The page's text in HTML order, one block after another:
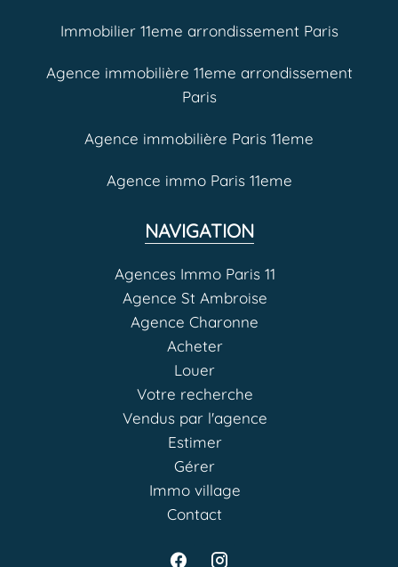
Immobilier 11eme arrondissement Paris
Agence immobilière 11eme arrondissement
Paris
Agence immobilière Paris 11eme
Agence immo Paris 11eme
NAVIGATION
Agences Immo Paris 11
Agence St Ambroise
Agence Charonne
Acheter
Louer
Votre recherche
Vendus par l'agence
Estimer
Gérer
Immo village
Contact